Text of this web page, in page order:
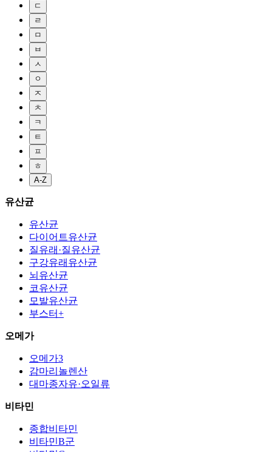
ㄷ
ㄹ
ㅁ
ㅂ
ㅅ
ㅇ
ㅈ
ㅊ
ㅋ
ㅌ
ㅍ
ㅎ
A-Z
유산균
유산균
다이어트유산균
질유래·질유산균
구강유래유산균
뇌유산균
코유산균
모발유산균
부스터+
오메가
오메가3
감마리놀렌산
대마종자유·오일류
비타민
종합비타민
비타민B군